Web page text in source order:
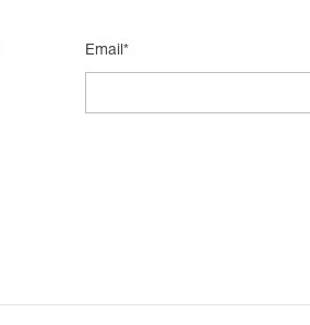
Email*